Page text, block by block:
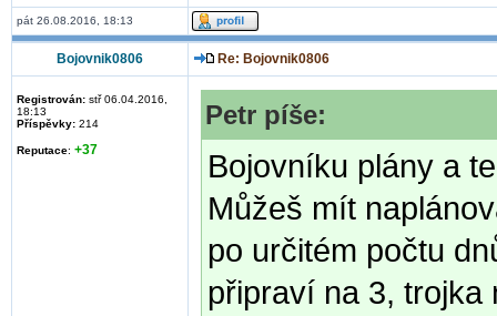
pát 26.08.2016, 18:13
Bojovnik0806 Re: Bojovnik0806
Registrován: stř 06.04.2016,
18:13
Příspěvky: 214
Reputace: +37
Petr píše:
Bojovníku plány a
Můžeš mít
po určitém počtu
připraví na 3, trojka